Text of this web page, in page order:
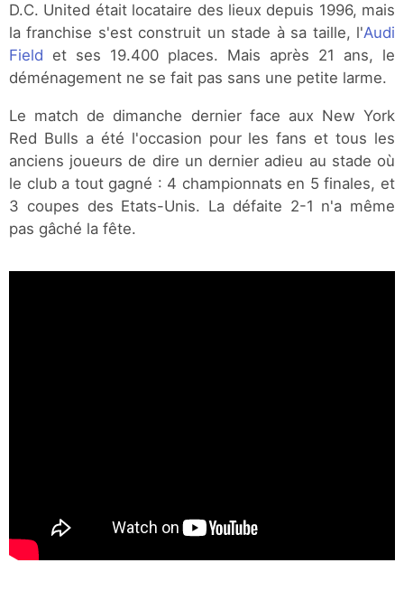
D.C. United était locataire des lieux depuis 1996, mais
la franchise s'est construit un stade à sa taille, l'Audi
Field et ses 19.400 places. Mais après 21 ans, le
déménagement ne se fait pas sans une petite larme.
Le match de dimanche dernier face aux New York
Red Bulls a été l'occasion pour les fans et tous les
anciens joueurs de dire un dernier adieu au stade où
le club a tout gagné : 4 championnats en 5 finales, et
3 coupes des Etats-Unis. La défaite 2-1 n'a même
pas gâché la fête.